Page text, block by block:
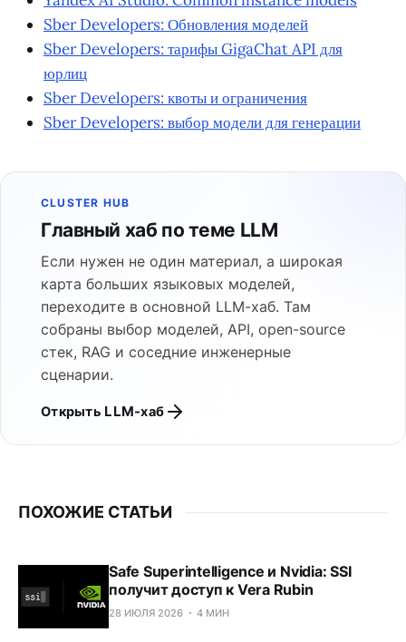
Sber Developers: Обновления моделей
Sber Developers: тарифы GigaChat API для
юрлиц
Sber Developers: квоты и ограничения
Sber Developers: выбор модели для генерации
CLUSTER HUB
Главный хаб по теме LLM
Если нужен не один материал, а широкая
карта больших языковых моделей,
переходите в основной LLM-хаб. Там
собраны выбор моделей, API, open-source
стек, RAG и соседние инженерные
сценарии.
Открыть LLM-хаб
ПОХОЖИЕ СТАТЬИ
Safe Superintelligence и Nvidia: SSI
получит доступ к Vera Rubin
28 ИЮЛЯ 2026 4 МИН